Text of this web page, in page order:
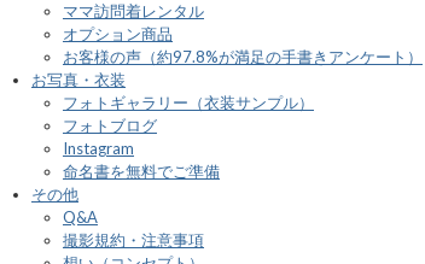
ママ訪問着レンタル
オプション商品
お客様の声（約97.8%が満足の手書きアンケート）
お写真・衣装
フォトギャラリー（衣装サンプル）
フォトブログ
Instagram
命名書を無料でご準備
その他
Q&A
撮影規約・注意事項